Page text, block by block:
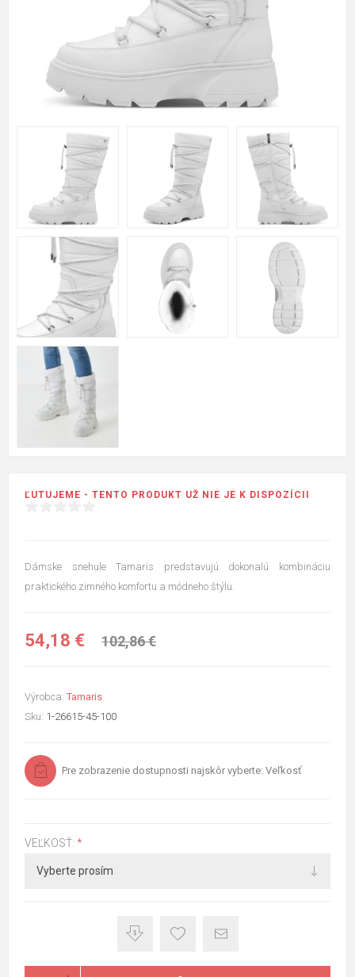
ĽUTUJEME - TENTO PRODUKT UŽ NIE JE K DISPOZÍCII
Dámske snehule Tamaris predstavujú dokonalú kombináciu
praktického zimného komfortu a módneho štýlu.
54,18 € 102,86 €
Výrobca: Tamaris
Sku: 1-26615-45-100
Pre zobrazenie dostupnosti najskôr vyberte: Veľkosť
VEĽKOSŤ: *